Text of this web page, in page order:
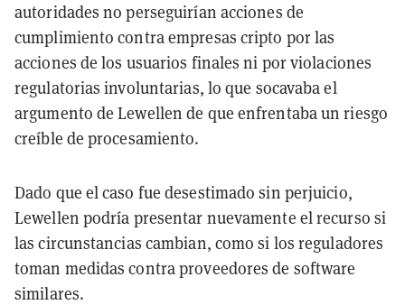
autoridades no perseguirían acciones de
cumplimiento contra empresas cripto por las
acciones de los usuarios finales ni por violaciones
regulatorias involuntarias, lo que socavaba el
argumento de Lewellen de que enfrentaba un riesgo
creíble de procesamiento.
Dado que el caso fue desestimado sin perjuicio,
Lewellen podría presentar nuevamente el recurso si
las circunstancias cambian, como si los reguladores
toman medidas contra proveedores de software
similares.